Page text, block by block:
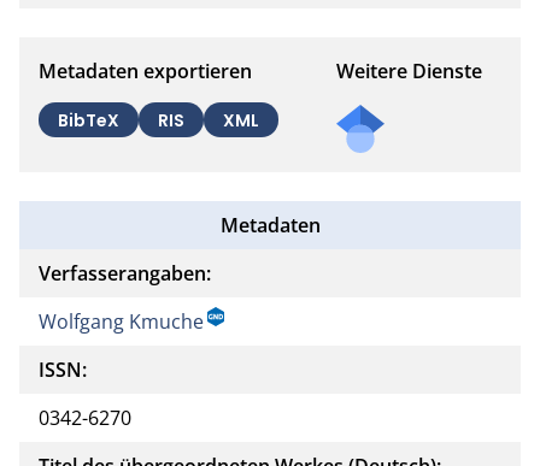
Metadaten exportieren
BibTeX RIS XML
Weitere Dienste
Metadaten
Verfasserangaben:
Wolfgang Kmuche
ISSN:
0342-6270